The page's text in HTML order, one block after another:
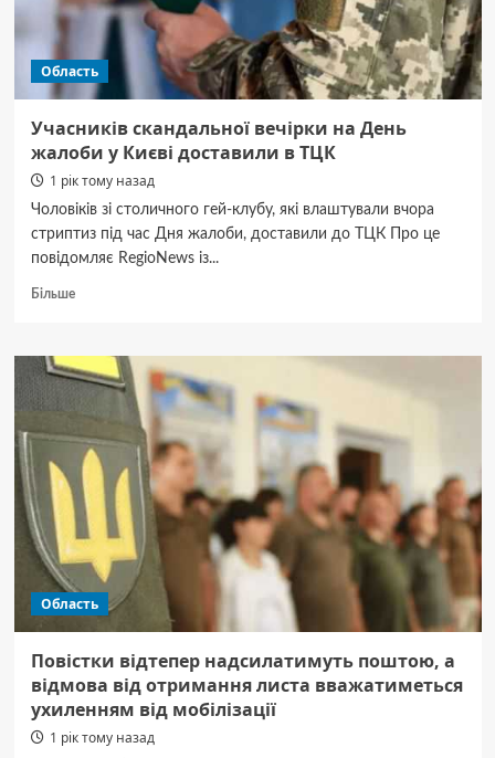
ремонту
ІМІ
Область
Учасників скандальної вечірки на День
жалоби у Києві доставили в ТЦК
1 рік тому назад
Чоловіків зі столичного гей-клубу, які влаштували вчора
стриптиз під час Дня жалоби, доставили до ТЦК Про це
повідомляє RegioNews із...
БільшеДокладніше
скандальної
вечірки
День
жалоби
Києві
доставили
в
ТЦК
Область
Повістки відтепер надсилатимуть поштою, а
відмова від отримання листа вважатиметься
ухиленням від мобілізації
1 рік тому назад